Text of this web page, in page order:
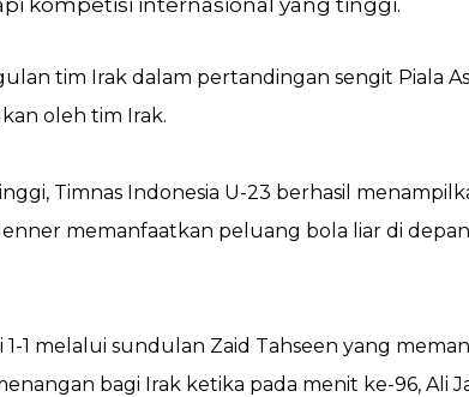
tim Irak dalam pertandingan sengit Piala
oleh tim Irak.
Timnas Indonesia U-23 berhasil
memanfaatkan peluang bola liar di
1 melalui sundulan Zaid Tahseen yang
bagi Irak ketika pada menit ke-96, Ali